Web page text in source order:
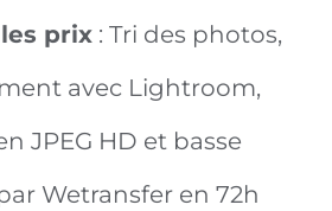
prix : Tri des photos,
avec Lightroom,
JPEG HD et basse
Wetransfer en 72h